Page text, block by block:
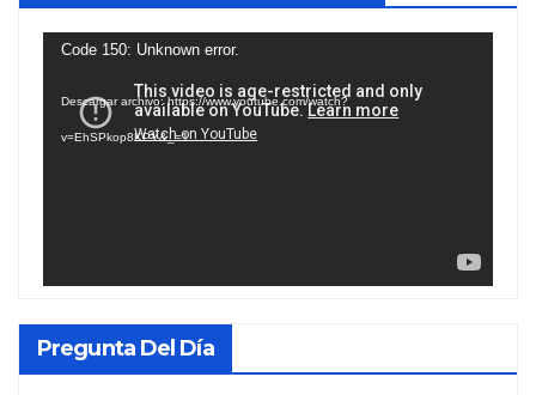
Reproductor
vídeo
Code 150: Unknown error.
Descargar archivo: https://www.youtube.com/watch?
v=EhSPkop8KPY&_=1
Pregunta Del Día